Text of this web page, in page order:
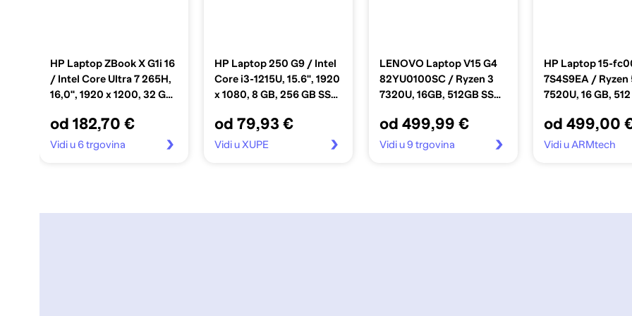
HP Laptop ZBook X G1i 16
/ Intel Core Ultra 7 265H,
16,0", 1920 x 1200, 32 GB,
11 Pro, siva
od 182,70 €
Vidi u 6 trgovina
HP Laptop 250 G9 / Intel
Core i3-1215U, 15.6", 1920
x 1080, 8 GB, 256 GB SSD,
od 79,93 €
Vidi u XUPE
LENOVO Laptop V15 G4
82YU0100SC / Ryzen 3
7320U, 16GB, 512GB SSD,
15.6" FHD TN, bez OS, crni
od 499,99 €
Vidi u 9 trgovina
HP Laptop 15-
7S4S9EA / Ryzen
7520U, 16 GB,
Graphics, 15.6"
bez OS, srebrni
od 499,00
Vidi u ARMtech